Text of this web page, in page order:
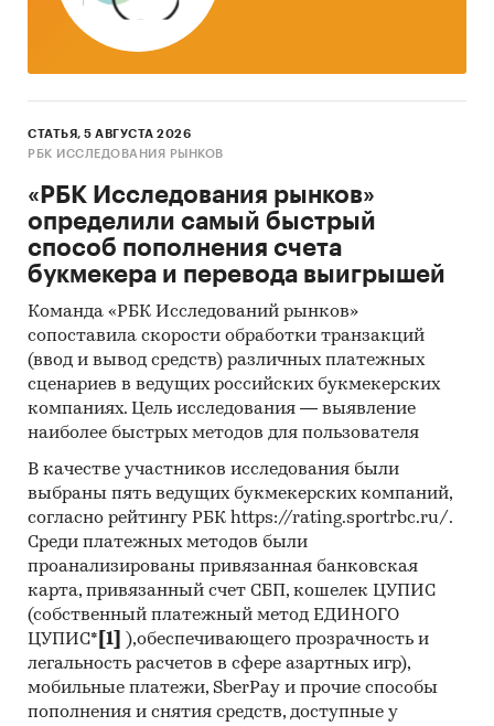
предыдущего года в сравнении с общей
инфляцией, 2002-2025)
месяц к предыдущему месяцу, 2002-2025
инфляцией за год. Данные за актуальный
месяц к предыдущему году, 2002-2025
Тор-20 регионов РФ по цене. Указаны
ценой в актуальный период, а также
средняя цена, медиана
Тор-20 регионов РФ по темпу прироста к
предыдущему месяцу. Указаны регионы с
максимальным и минимальным приростом
за месяц
Тор-20 регионов РФ по темпу прироста к
аналогичному периоду предыдущего года.
Указаны регионы с максимальным и
минимальным приростом за аналогичный
период предыдущего года
2. Данные по потребительским ценам на
потолочные светильники в разрезе
СТАТЬЯ, 5 АВГУСТА 2026
РБК ИССЛЕДОВАНИЯ РЫНКОВ
«РБК Исследования рынков»
определили самый быстрый
способ пополнения счета
букмекера и перевода выигрышей
Команда «РБК Исследований рынков»
сопоставила скорости обработки транзакций
(ввод и вывод средств) различных платежных
сценариев в ведущих российских букмекерских
компаниях. Цель исследования — выявление
наиболее быстрых методов для пользователя
В качестве участников исследования были
выбраны пять ведущих букмекерских компаний,
согласно рейтингу РБК https://rating.sportrbc.ru/.
Среди платежных методов были
проанализированы привязанная банковская
карта, привязанный счет СБП, кошелек ЦУПИС
(собственный платежный метод ЕДИНОГО
ЦУПИС* [1]
),обеспечивающего прозрачность и
легальность расчетов в сфере азартных игр),
мобильные платежи, SberPay и прочие способы
пополнения и снятия средств, доступные у